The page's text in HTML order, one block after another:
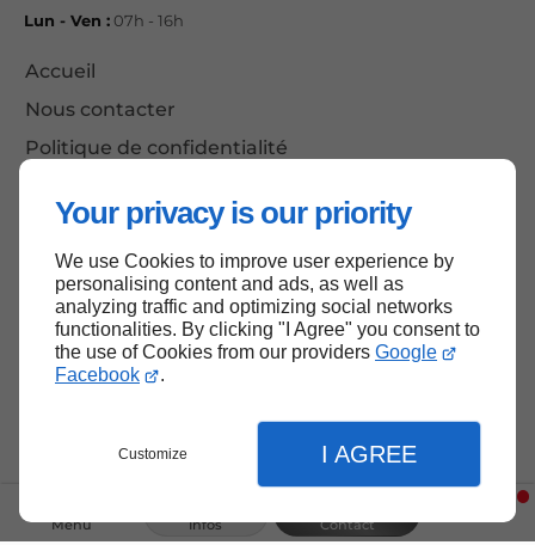
Your privacy is our priority
We use Cookies to improve user experience by
personalising content and ads, as well as
analyzing traffic and optimizing social networks
functionalities. By clicking "I Agree" you consent to
the use of Cookies from our providers Google
Facebook
.
Customize I AGREE
Menu Infos Contact
Lun - Ven : 07h - 16h
Accueil
Nous contacter
Politique de confidentialité
Haut de page